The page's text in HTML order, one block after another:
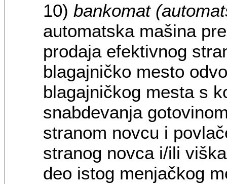
10) bankomat
automatska mašina
prodaja efektivnog
blagajničko mesto
blagajničkog mesta s
snabdevanja
stranom novcu i
stranog novca i/ili
deo istog menjačkog